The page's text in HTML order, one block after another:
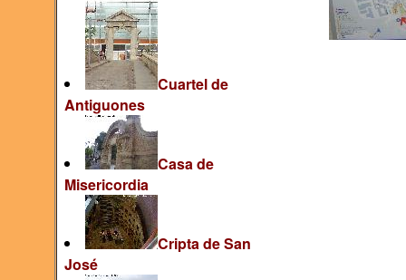
Cuartel de
Antiguones
Casa de
Misericordia
Cripta de San
José